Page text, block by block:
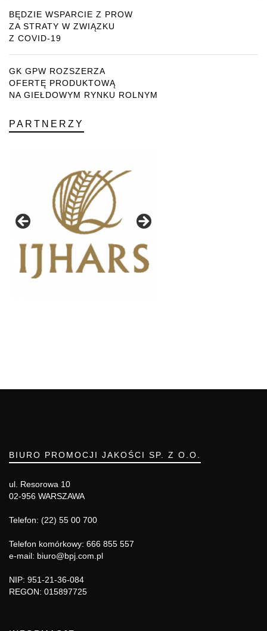
BĘDZIE WSPARCIE Z PROW
ZA STRATY W ZWIĄZKU
Z COVID-19
GK GPW ROZSZERZA
OFERTĘ PRODUKTOWĄ
NA GIEŁDOWYM RYNKU ROLNYM
PARTNERZY
BIURO PROMOCJI JAKOŚCI SP. Z O.O.
ul. Resorowa 10
02-956 WARSZAWA
Telefon: (22) 55 00 700
Telefon komórkowy: 666 855 557
e-mail: biuro@bpj.com.pl
NIP: 951-21-36-084
REGON: 015897725